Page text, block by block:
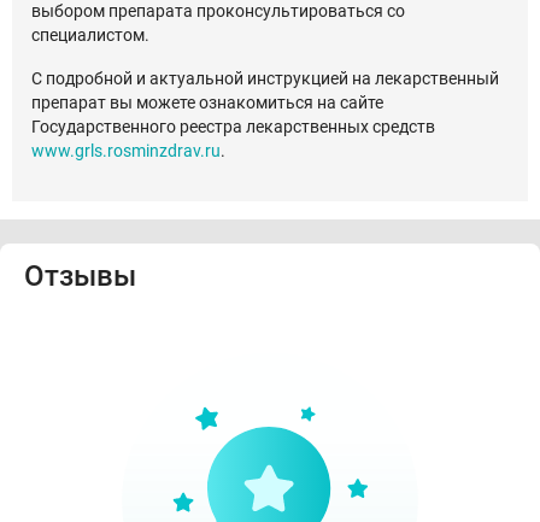
выбором препарата проконсультироваться со
специалистом.
С подробной и актуальной инструкцией на лекарственный
препарат вы можете ознакомиться на сайте
Государственного реестра лекарственных средств
www.grls.rosminzdrav.ru.
Отзывы